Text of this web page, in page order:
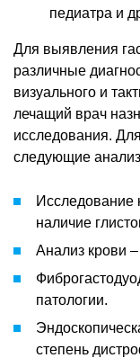
педиатра и
Для выявления
различные
визуального и
лечащий врач
исследования.
следующие
Исследование
наличие
Анализ крови
патологии.
степень